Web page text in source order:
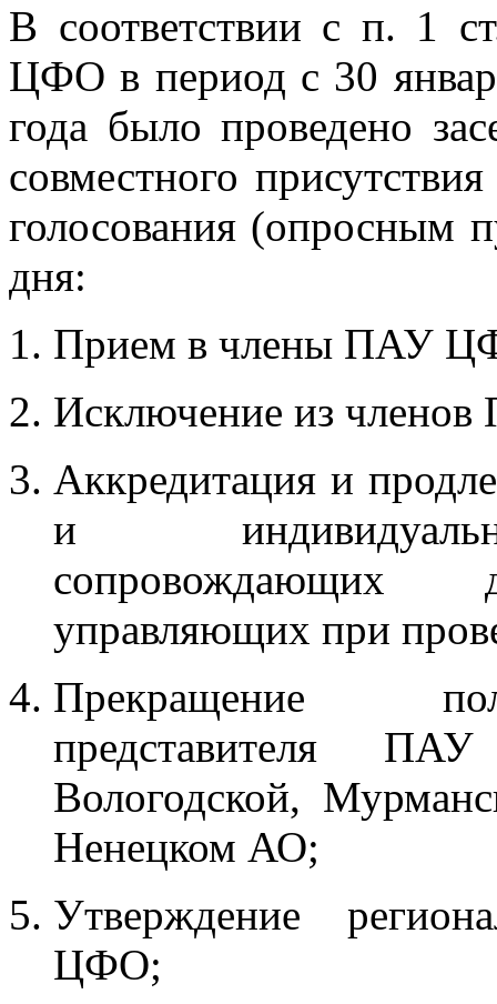
В соответствии с п. 1
ЦФО в период с 30
года было проведено
совместного
голосования (опросным
дня:
Прием в члены ПАУ
Исключение из
Аккредитация и
и
сопровождающих
управляющих при
Прекращение
представителя
Вологодской,
Ненецком АО;
Утверждение
ЦФО;